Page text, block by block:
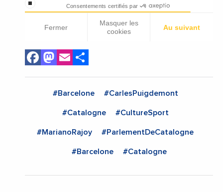
Facebook
Mastodon
Email
#Barcelone #CarlesPuigdemont
#Catalogne #CultureSport
#MarianoRajoy #ParlementDeCatalogne
#Barcelone #Catalogne